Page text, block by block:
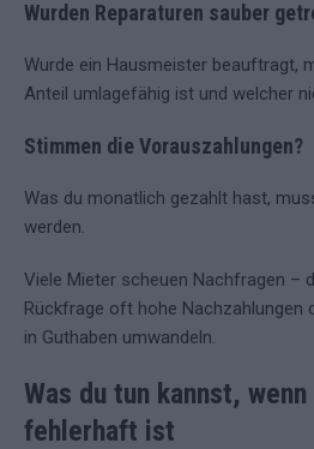
Wurden Reparaturen sauber
Wurde ein Hausmeister beauftragt,
Anteil umlagefähig ist und welcher
Stimmen die Vorauszahlungen?
Was du monatlich gezahlt hast,
werden.
Viele Mieter scheuen Nachfragen –
Rückfrage oft hohe Nachzahlungen
in Guthaben umwandeln.
Was du tun kannst,
fehlerhaft ist